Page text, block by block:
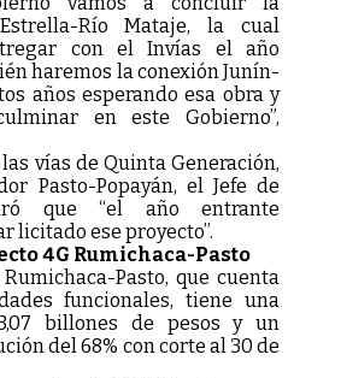
Río Mataje, la cual
con el Invías el año
haremos la conexión Junín-
años esperando esa obra y
en este Gobierno”,
vías de Quinta Generación,
Pasto-Popayán, el Jefe de
que “el año entrante
licitado ese proyecto”.
4G Rumichaca-Pasto
Pasto, que cuenta
funcionales, tiene una
billones de pesos y un
del 68% con corte al 30 de